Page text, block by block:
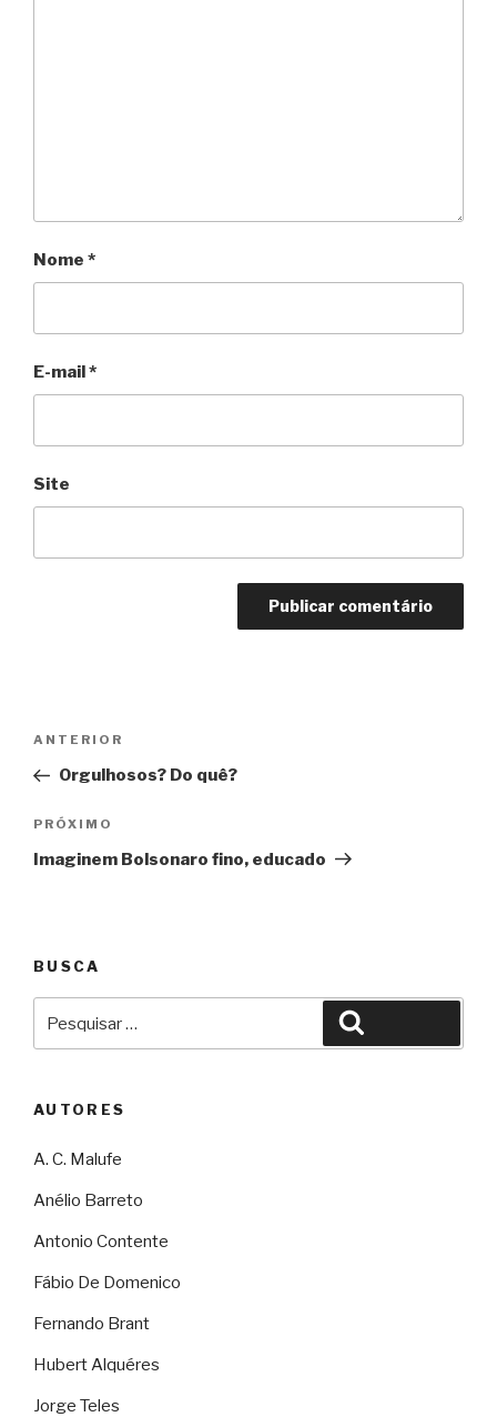
Nome *
E-mail*
Site
Post
Anterior
ANTERIOR
Orgulhosos? Do quê?
Próximo
PRÓXIMO
Imaginem Bolsonaro fino, educado
BUSCA
por:
AUTORES
A. C. Malufe
Anélio Barreto
Antonio Contente
Fábio De Domenico
Fernando Brant
Hubert Alquéres
Jorge Teles